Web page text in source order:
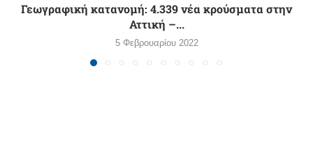
Γεωγραφική κατανομή: 4.339 νέα κρούσματα στην
Αττική –...
5 Φεβρουαρίου 2022